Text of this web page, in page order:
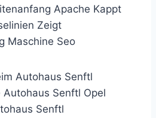
Apache Kappt
Zeigt
Maschine Seo
Autohaus Senftl
Senftl Opel
Senftl